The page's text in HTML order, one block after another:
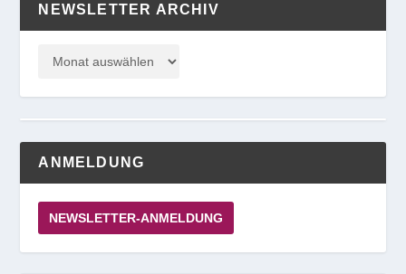
NEWSLETTER ARCHIV
ANMELDUNG
NEWSLETTER-ANMELDUNG